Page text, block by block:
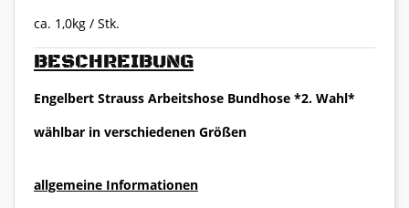
BESCHREIBUNG
Engelbert Strauss Arbeitshose Bundhose *2. Wahl*
wählbar in verschiedenen Größen
allgemeine Informationen
ca. 1,0kg / Stk.